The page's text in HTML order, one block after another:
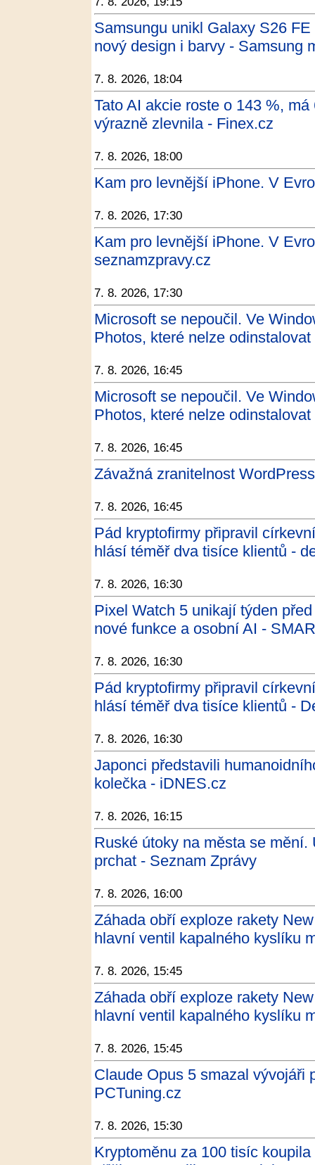
Samsungu unikl Galaxy S26
nový design i barvy - Samsung
7. 8. 2026, 18:04
Tato AI akcie roste o 143 %,
výrazně zlevnila - Finex.cz
7. 8. 2026, 18:00
Kam pro levnější iPhone. V
7. 8. 2026, 17:30
Kam pro levnější iPhone. V
seznamzpravy.cz
7. 8. 2026, 17:30
Microsoft se nepoučil. Ve
Photos, které nelze
7. 8. 2026, 16:45
Microsoft se nepoučil. Ve
Photos, které nelze
7. 8. 2026, 16:45
Závažná zranitelnost
7. 8. 2026, 16:45
Pád kryptofirmy připravil
hlásí téměř dva tisíce klientů -
7. 8. 2026, 16:30
Pixel Watch 5 unikají týden
nové funkce a osobní AI -
7. 8. 2026, 16:30
Pád kryptofirmy připravil
hlásí téměř dva tisíce klientů -
7. 8. 2026, 16:30
Japonci představili
kolečka - iDNES.cz
7. 8. 2026, 16:15
Ruské útoky na města se
prchat - Seznam Zprávy
7. 8. 2026, 16:00
Záhada obří exploze rakety
hlavní ventil kapalného kyslíku
7. 8. 2026, 15:45
Záhada obří exploze rakety
hlavní ventil kapalného kyslíku
7. 8. 2026, 15:45
Claude Opus 5 smazal vývojáři
PCTuning.cz
7. 8. 2026, 15:30
Kryptoměnu za 100 tisíc